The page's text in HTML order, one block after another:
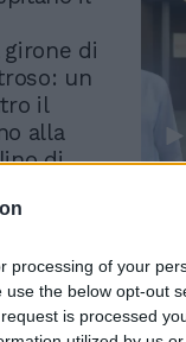
processing of your
the below opt-out
is processed
di
un
il
alla
di
dalla
le